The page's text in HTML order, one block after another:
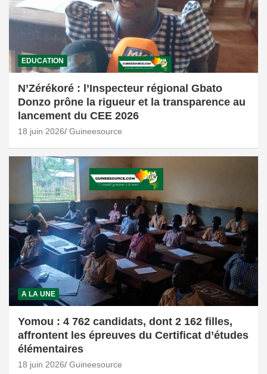
EDUCATION
N’Zérékoré : l’Inspecteur régional Gbato
Donzo prône la rigueur et la transparence au
lancement du CEE 2026
18 juin 2026 Guineesource
A LA UNE
Yomou : 4 762 candidats, dont 2 162 filles,
affrontent les épreuves du Certificat d’études
élémentaires
18 juin 2026 Guineesource